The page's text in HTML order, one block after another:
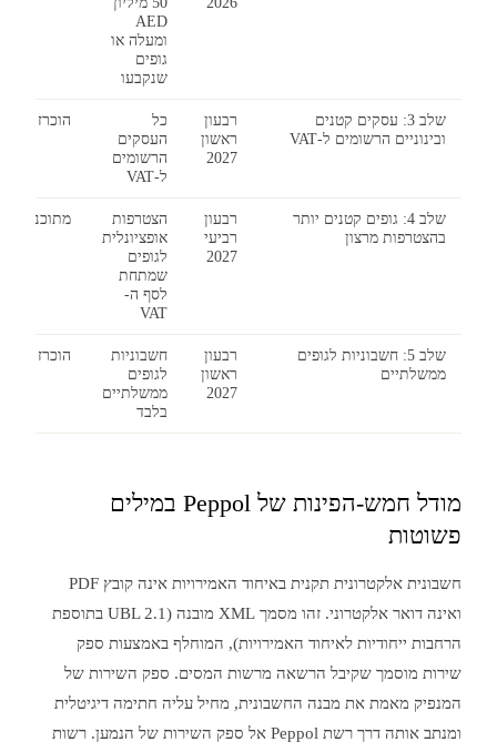
AED
ומעלה או
גופים
שנקבעו
שלב 3: עסקים קטנים
ובינוניים הרשומים ל-VAT
רבעון
ראשון
2027
כל
העסקים
הרשומים
ל-VAT
הוכרז
שלב 4: גופים קטנים יותר
בהצטרפות מרצון
רבעון
רביעי
2027
הצטרפות
אופציונלית
לגופים
שמתחת
לסף ה-
VAT
מתוכנן
שלב 5: חשבוניות לגופים
ממשלתיים
רבעון
ראשון
2027
חשבוניות
לגופים
ממשלתיים
בלבד
הוכרז
מודל חמש-הפינות של Peppol במילים
פשוטות
חשבונית אלקטרונית תקנית באיחוד האמירויות אינה קובץ PDF
ואינה דואר אלקטרוני. זהו מסמך XML מובנה (UBL 2.1 בתוספת
הרחבות ייחודיות לאיחוד האמירויות), המוחלף באמצעות ספק
שירות מוסמך שקיבל הרשאה מרשות המסים. ספק השירות של
המנפיק מאמת את מבנה החשבונית, מחיל עליה חתימה דיגיטלית
ומנתב אותה דרך רשת Peppol אל ספק השירות של הנמען. רשות